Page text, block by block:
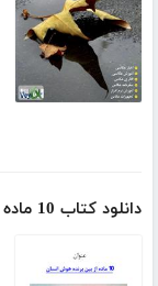
دانلود کتاب 10 ماده از بین برنده هوش انسان